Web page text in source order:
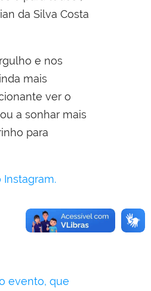
da Silva Costa
e nos
mais
ver o
a sonhar mais
para
evento, que